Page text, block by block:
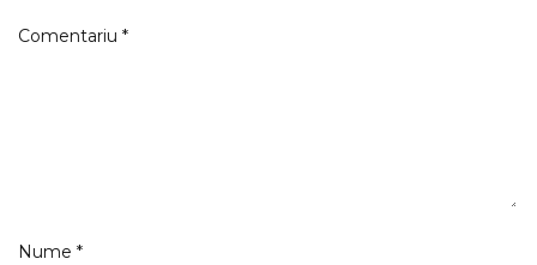
Comentariu *
Nume *